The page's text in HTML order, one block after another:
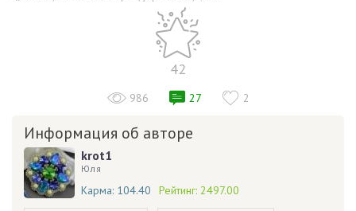
42
986 27 2
Информация об авторе
krot1
Юля
Карма: 104.40 Рейтинг: 2497.00